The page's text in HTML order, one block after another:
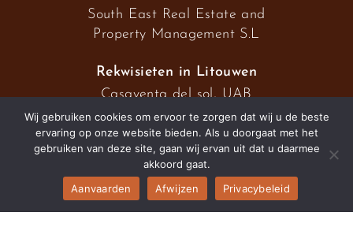
South East Real Estate and
Property Management S.L
Rekwisieten in Litouwen
Casaventa del sol, UAB
2026 © Casaventa del sol
Wij gebruiken cookies om ervoor te zorgen dat wij u de beste
ervaring op onze website bieden. Als u doorgaat met het
gebruiken van deze site, gaan wij ervan uit dat u daarmee
akkoord gaat.
Aanvaarden
Afwijzen Privacybeleid